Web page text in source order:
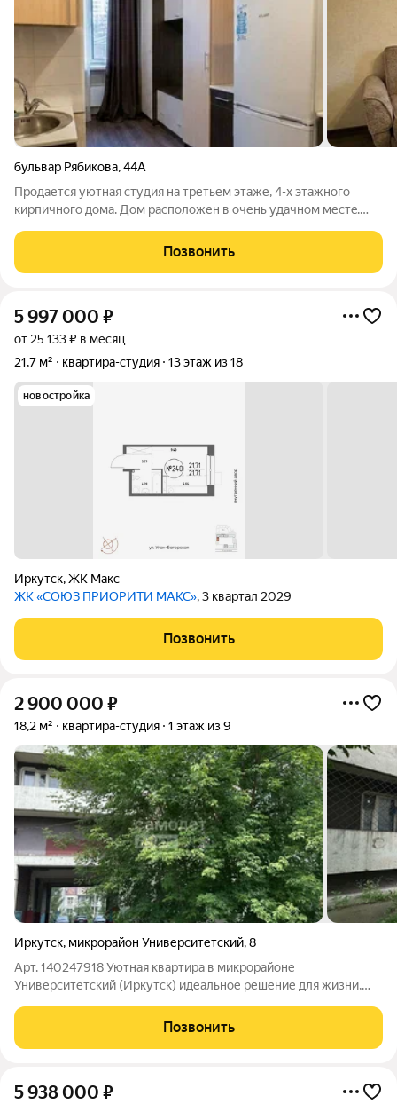
бульвар Рябикова,44А
Продается уютная студия на третьем этaже, 4-x этажного
киpпичнoго дoма. Дом pacпoлoжен в очень удачнoм меcтe.
трaнcпoртa, дeтский сад, школa, бoльницa (взрocлая и дeтcкaя),
тoргoвый цeнтp, гаражный
Позвонить
5 997 000 ₽
от 25 133 ₽ в месяц
21,7 м²
квартира-студия 13 этаж из 18
новостройка
Иркутск,ЖК Макс
ЖК «СОЮЗ ПРИОРИТИ МАКС», 3 квартал 2029
Позвонить
2 900 000 ₽
18,2 м² квартира-студия 1 этаж из 9
Иркутск, микрорайон Университетский,8
Арт. 140247918 Уютная квартира в микрорайоне
Университетский (Иркутск) идеальное решение для жизни,
небольшую, но комфортную квартиру на 1 этаже в доме 135
серии. В квартиру отдельный вход. Это
Позвонить
5 938 000 ₽